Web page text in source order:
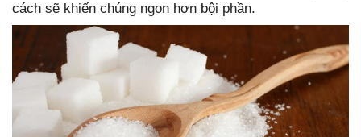
cách sẽ khiến chúng ngon hơn bội phần.